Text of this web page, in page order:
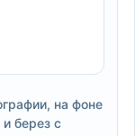
на фоне
берез с